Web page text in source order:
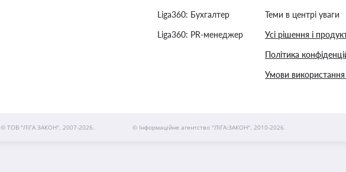
Liga360: Бухгалтер
Liga360: PR-менеджер
Теми в центрі уваги
Усі рішення і
Політика
Умови використання
© ТОВ "ЛІГА ЗАКОН", 2007-2026. © Інформаційне агентство "ЛІГА:ЗАКОН", 2010-2026.